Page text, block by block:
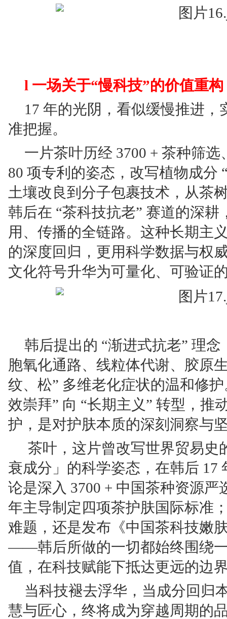
l 一场关于“慢科技”的价值重
17 年的光阴，看似缓慢推进
准把握。
一片茶叶历经 3700 + 茶种筛
80 项专利的姿态，改写植物成分
土壤改良到分子包裹技术，从茶
韩后在 “茶科技抗老” 赛道的深
用、传播的全链路。这种长期主
的深度回归，更用科学数据与权
文化符号升华为可量化、可验证
韩后提出的 “渐进式抗老” 理
胞氧化通路、线粒体代谢、胶原
纹、松” 多维老化症状的温和修
效崇拜” 向 “长期主义” 转型，推
护，是对护肤本质的深刻洞察与
茶叶，这片曾改写世界贸易史
衰成分」的科学姿态，在韩后 17
论是深入 3700 + 中国茶种资源
年主导制定四项茶护肤国际标准
难题，还是发布《中国茶科技嫩
——韩后所做的一切都始终围绕
值，在科技赋能下抵达更远的边
当科技褪去浮华，当成分回归
慧与匠心，终将成为穿越周期的